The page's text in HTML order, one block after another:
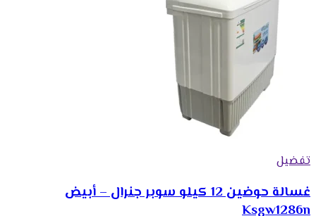
تفضيل
غسالة حوضين 12 كيلو سوبر جنرال – أبيض
Ksgw1286n